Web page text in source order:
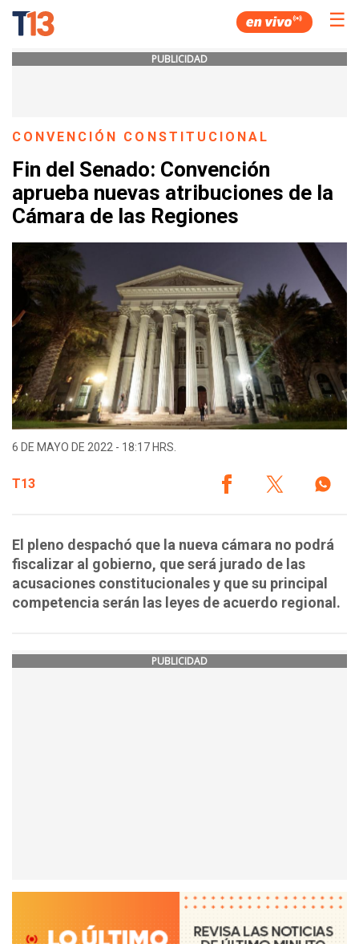
☰
PUBLICIDAD
CONVENCIÓN CONSTITUCIONAL
Fin del Senado: Convención
aprueba nuevas atribuciones de la
Cámara de las Regiones
6 DE MAYO DE 2022 - 18:17 HRS.
T13
El pleno despachó que la nueva cámara no podrá
fiscalizar al gobierno, que será jurado de las
acusaciones constitucionales y que su principal
competencia serán las leyes de acuerdo regional.
PUBLICIDAD